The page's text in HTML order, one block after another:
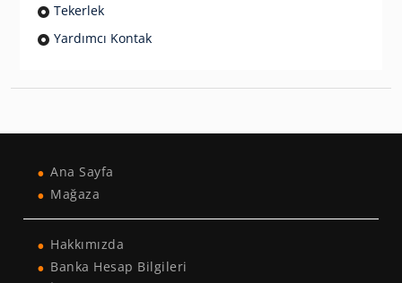
Tekerlek
Yardımcı Kontak
Ana Sayfa
Mağaza
Hakkımızda
Banka Hesap Bilgileri